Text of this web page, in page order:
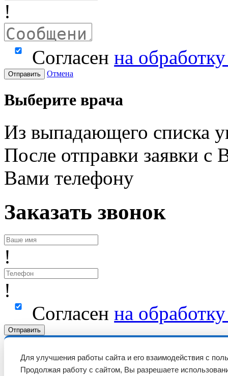
!
Согласенна
Отправить Отмена
Выберите врача
Из выпадающего списка
После отправки заявки с
Вами телефону
Заказать звонок
!
!
Согласенна
Отправить
Для улучшения работы сайта и его взаимодействия с
Продолжая работу с сайтом, Вы разрешаете